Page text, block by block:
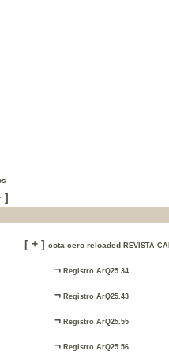
]
+ ] cota cero reloaded REVISTA
¬Registro ArQ25.34
¬ Registro ArQ25.43
¬ Registro ArQ25.55
¬ Registro ArQ25.56